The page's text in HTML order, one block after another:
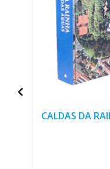
CALDAS DA